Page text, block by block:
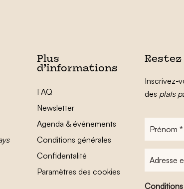
Plus
d’informations
FAQ
Newsletter
Agenda & événements
Conditions générales
Confidentalité
Paramètres des cookies
Inscrivez-
des plats
Prénom
Adresse
mail
Conditions